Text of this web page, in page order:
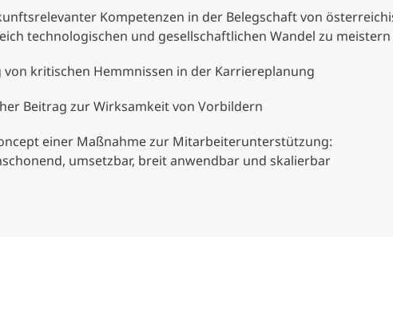
Kompetenzen in der Belegschaft von
technologischen und gesellschaftlichen Wandel zu meistern
kritischen Hemmnissen in der Karriereplanung
Beitrag zur Wirksamkeit von Vorbildern
einer Maßnahme zur Mitarbeiterunterstützung:
umsetzbar, breit anwendbar und skalierbar